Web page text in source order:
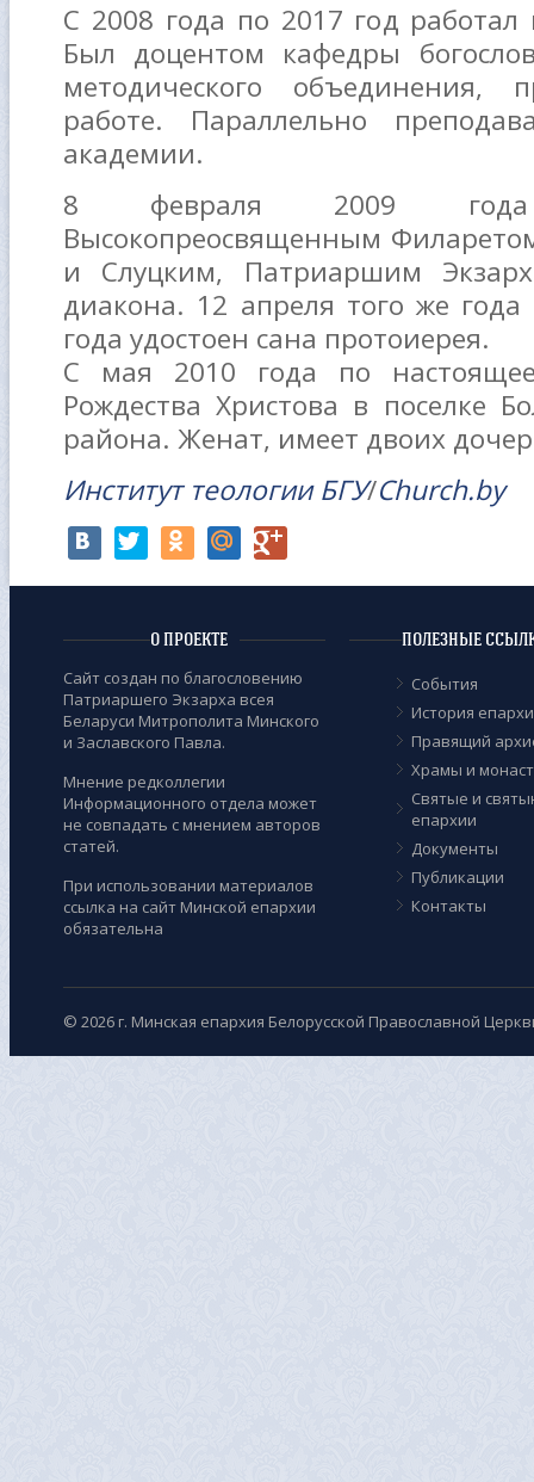
С 2008 года по 2017 год работал
Был доцентом кафедры
методического объединения,
работе. Параллельно
академии.
8 февраля 2009 года
Высокопреосвященным
и Слуцким, Патриаршим
диакона. 12 апреля того же
года удостоен сана протоиерея.
С мая 2010 года по
Рождества Христова в поселке
района. Женат, имеет двоих
Институт теологии БГУ/Church.by
О ПРОЕКТЕ
Сайт создан по благословению
Патриаршего Экзарха всея
Беларуси Митрополита Минского
и Заславского Павла.
Мнение редколлегии
Информационного отдела может
не совпадать с мнением авторов
статей.
При использовании материалов
ссылка на сайт Минской епархии
обязательна
ПОЛЕЗНЫЕ
События
История
Правящий
Храмы и
Cвятые и
епархии
Документы
Публикации
Контакты
© 2026 г. Минская епархия Белорусской Православной